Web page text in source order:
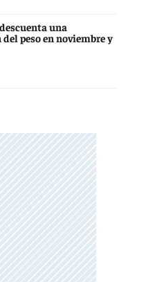
una
peso en noviembre y